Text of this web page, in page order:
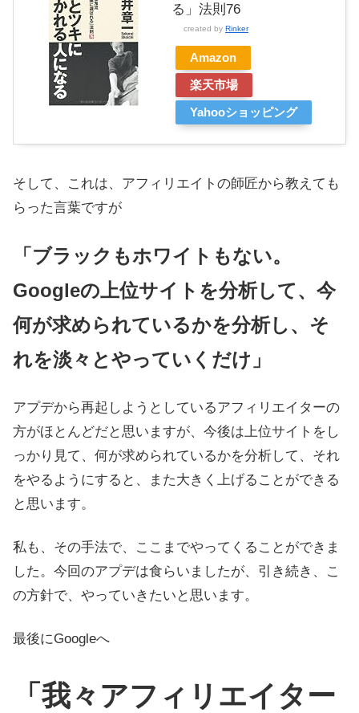
る」法則76
created by Rinker
Amazon
楽天市場
Yahooショッピング
そして、これは、アフィリエイトの師匠から教えても
らった言葉ですが
「ブラックもホワイトもない。
Googleの上位サイトを分析して、今
何が求められているかを分析し、そ
れを淡々とやっていくだけ」
アプデから再起しようとしているアフィリエイターの
方がほとんどだと思いますが、今後は上位サイトをし
っかり見て、何が求められているかを分析して、それ
をやるようにすると、また大きく上げることができる
と思います。
私も、その手法で、ここまでやってくることができま
した。今回のアプデは食らいましたが、引き続き、こ
の方針で、やっていきたいと思います。
最後にGoogleへ
「我々アフィリエイター